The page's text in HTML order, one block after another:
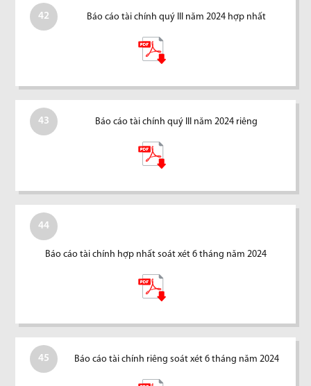
42 Báo cáo tài chính quý III năm 2024 hợp nhất
43 Báo cáo tài chính quý III năm 2024 riêng
44
Báo cáo tài chính hợp nhất soát xét 6 tháng năm 2024
45 Báo cáo tài chính riêng soát xét 6 tháng năm 2024